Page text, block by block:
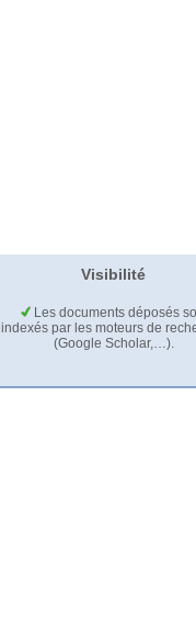
Visibilité
Les documents déposés
indexés par les moteurs de
(Google Scholar,…).